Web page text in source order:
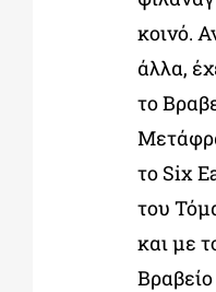
κοινό.
άλλα,
το
το Six
του
και με